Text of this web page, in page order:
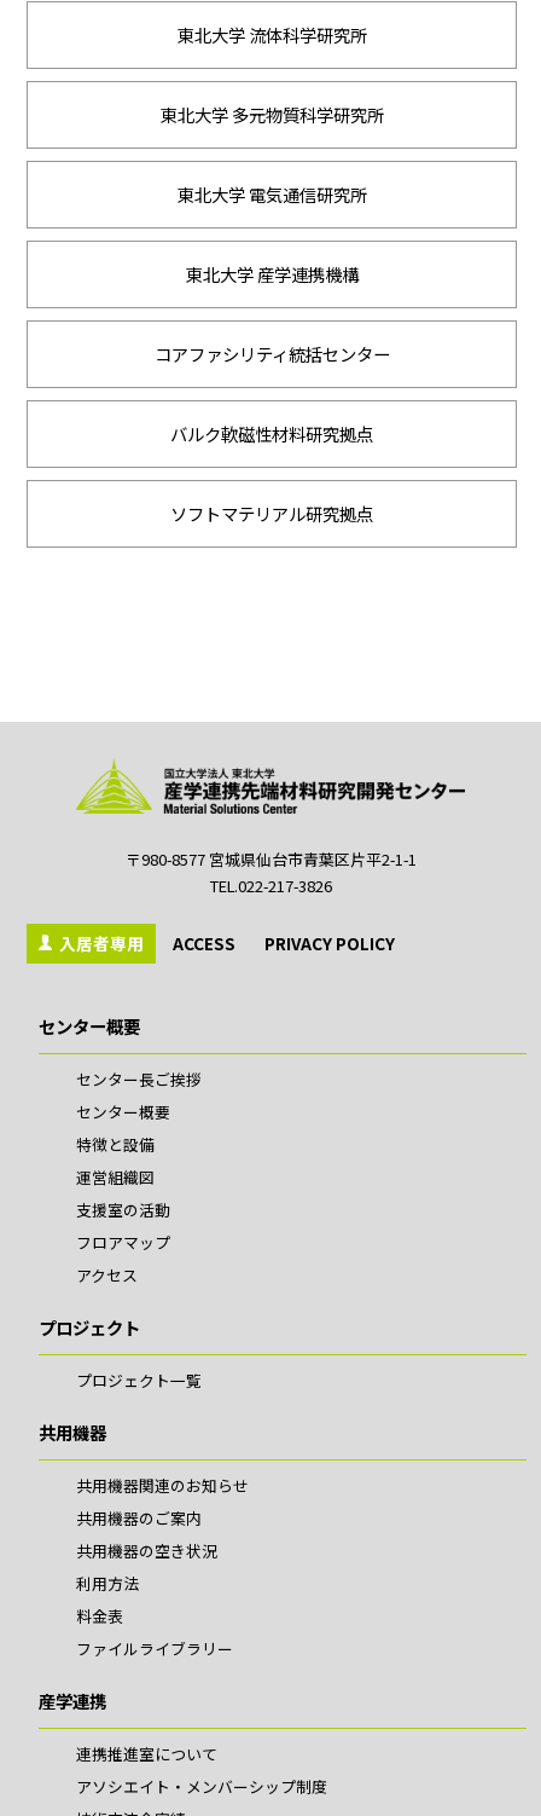
東北大学 流体科学研究所
東北大学 多元物質科学研究所
東北大学 電気通信研究所
東北大学 産学連携機構
コアファシリティ統括センター
バルク軟磁性材料研究拠点
ソフトマテリアル研究拠点
〒980-8577 宮城県仙台市青葉区片平2-1-1
TEL.022-217-3826
入居者専用 ACCESS PRIVACY POLICY
センター概要
センター長ご挨拶
センター概要
特徴と設備
運営組織図
支援室の活動
フロアマップ
アクセス
プロジェクト
プロジェクト一覧
共用機器
共用機器関連のお知らせ
共用機器のご案内
共用機器の空き状況
利用方法
料金表
ファイルライブラリー
産学連携
連携推進室について
アソシエイト・メンバーシップ制度